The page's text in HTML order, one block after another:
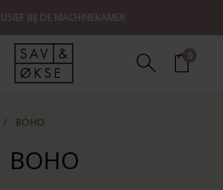
BIJ DE MACHINEKAMER
0
/ BOHO
BOHO